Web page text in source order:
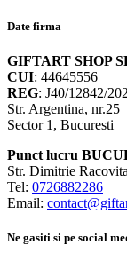
Date firma
GIFTART SHOP
CUI: 44645556
REG: J40/12842/
Str. Argentina, nr.25
Sector 1, Bucuresti
Punct lucru
Str. Dimitrie
Tel: 0726882286
Email:
Ne gasiti si pe social